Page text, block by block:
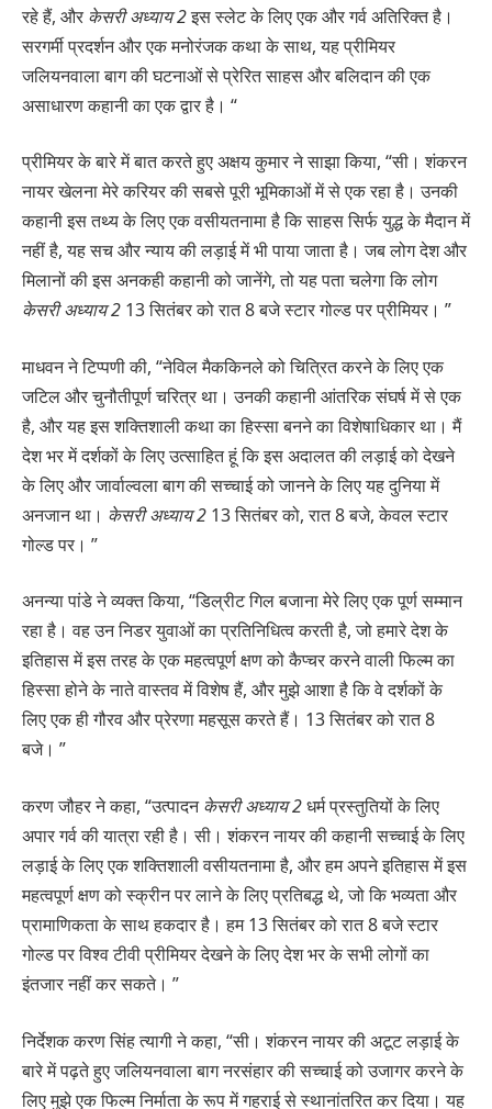
रहे हैं, और केसरी अध्याय 2इस स्लेट के लिए एक और गर्व अतिरिक्त है।
सरगर्मी प्रदर्शन और एक मनोरंजक कथा के साथ, यह प्रीमियर
जलियनवाला बाग की घटनाओं से प्रेरित साहस और बलिदान की एक
असाधारण कहानी का एक द्वार है। “
प्रीमियर के बारे में बात करते हुए अक्षय कुमार ने साझा किया, “सी। शंकरन
नायर खेलना मेरे करियर की सबसे पूरी भूमिकाओं में से एक रहा है। उनकी
कहानी इस तथ्य के लिए एक वसीयतनामा है कि साहस सिर्फ युद्ध के मैदान में
नहीं है, यह सच और न्याय की लड़ाई में भी पाया जाता है। जब लोग देश और
मिलानों की इस अनकही कहानी को जानेंगे, तो यह पता चलेगा कि लोग
केसरी अध्याय 2 13 सितंबर को रात 8 बजे स्टार गोल्ड पर प्रीमियर। ”
माधवन ने टिप्पणी की, “नेविल मैककिनले को चित्रित करने के लिए एक
जटिल और चुनौतीपूर्ण चरित्र था। उनकी कहानी आंतरिक संघर्ष में से एक
है, और यह इस शक्तिशाली कथा का हिस्सा बनने का विशेषाधिकार था। मैं
देश भर में दर्शकों के लिए उत्साहित हूं कि इस अदालत की लड़ाई को देखने
के लिए और जार्वाल्वला बाग की सच्चाई को जानने के लिए यह दुनिया में
अनजान था। केसरी अध्याय 2 13 सितंबर को, रात 8 बजे, केवल स्टार
गोल्ड पर। ”
अनन्या पांडे ने व्यक्त किया, “डिल्रीट गिल बजाना मेरे लिए एक पूर्ण सम्मान
रहा है। वह उन निडर युवाओं का प्रतिनिधित्व करती है, जो हमारे देश के
इतिहास में इस तरह के एक महत्वपूर्ण क्षण को कैप्चर करने वाली फिल्म का
हिस्सा होने के नाते वास्तव में विशेष हैं, और मुझे आशा है कि वे दर्शकों के
लिए एक ही गौरव और प्रेरणा महसूस करते हैं। 13 सितंबर को रात 8
बजे। ”
करण जौहर ने कहा, “उत्पादनकेसरी अध्याय 2धर्म प्रस्तुतियों के लिए
अपार गर्व की यात्रा रही है। सी। शंकरन नायर की कहानी सच्चाई के लिए
लड़ाई के लिए एक शक्तिशाली वसीयतनामा है, और हम अपने इतिहास में इस
महत्वपूर्ण क्षण को स्क्रीन पर लाने के लिए प्रतिबद्ध थे, जो कि भव्यता और
प्रामाणिकता के साथ हकदार है। हम 13 सितंबर को रात 8 बजे स्टार
गोल्ड पर विश्व टीवी प्रीमियर देखने के लिए देश भर के सभी लोगों का
इंतजार नहीं कर सकते। ”
निर्देशक करण सिंह त्यागी ने कहा, “सी। शंकरन नायर की अटूट लड़ाई के
बारे में पढ़ते हुए जलियनवाला बाग नरसंहार की सच्चाई को उजागर करने के
लिए मुझे एक फिल्म निर्माता के रूप में गहराई से स्थानांतरित कर दिया। यह